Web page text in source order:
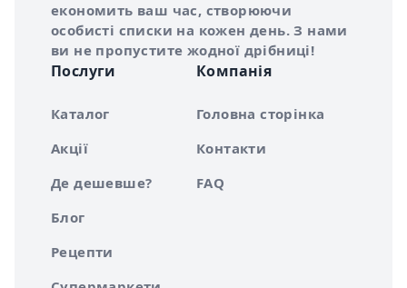
економить ваш час, створюючи
особисті списки на кожен день. З нами
ви не пропустите жодної дрібниці!
Послуги
Каталог
Акції
Де дешевше?
Блог
Рецепти
Компанія
Головна сторінка
Контакти
FAQ